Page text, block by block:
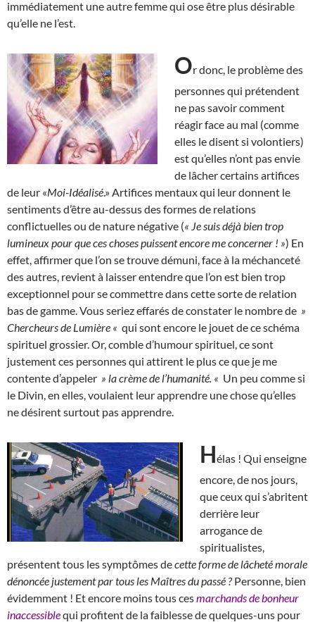
immédiatement une autre femme qui ose être plus désirable
qu’elle ne l’est.
Or donc, le problème des
personnes qui prétendent
ne pas savoir comment
réagir face au mal (comme
elles le disent si volontiers)
est qu’elles n’ont pas envie
de lâcher certains artifices
de leur «Moi-Idéalisé.» Artifices mentaux qui leur donnent le
sentiments d’être au-dessus des formes de relations
conflictuelles ou de nature négative (« Je suis déjà bien trop
lumineux pour que ces choses puissent encore me concerner ! ») En
effet, affirmer que l’on se trouve démuni, face à la méchanceté
des autres, revient à laisser entendre que l’on est bien trop
exceptionnel pour se commettre dans cette sorte de relation
bas de gamme. Vous seriez effarés de constater le nombre de »
Chercheurs de Lumière « qui sont encore le jouet de ce schéma
spirituel grossier. Or, comble d’humour spirituel, ce sont
justement ces personnes qui attirent le plus ce que je me
contente d’appeler » la crème de l’humanité. « Un peu comme si
le Divin, en elles, voulaient leur apprendre une chose qu’elles
ne désirent surtout pas apprendre.
Hélas ! Qui enseigne
encore, de nos jours,
que ceux qui s’abritent
derrière leur
arrogance de
spiritualistes,
présentent tous les symptômes decette forme de lâcheté morale
dénoncée justement par tous les Maîtres du passé ?Personne, bien
évidemment ! Et encore moins tous cesmarchands de bonheur
inaccessiblequi profitent de la faiblesse de quelques-uns pour